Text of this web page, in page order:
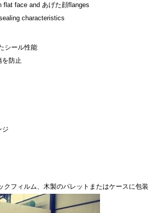
face and あげた顔flanges
characteristics
シール性能
を防止
ジ
クフィルム、木製のパレットまたはケースに包装